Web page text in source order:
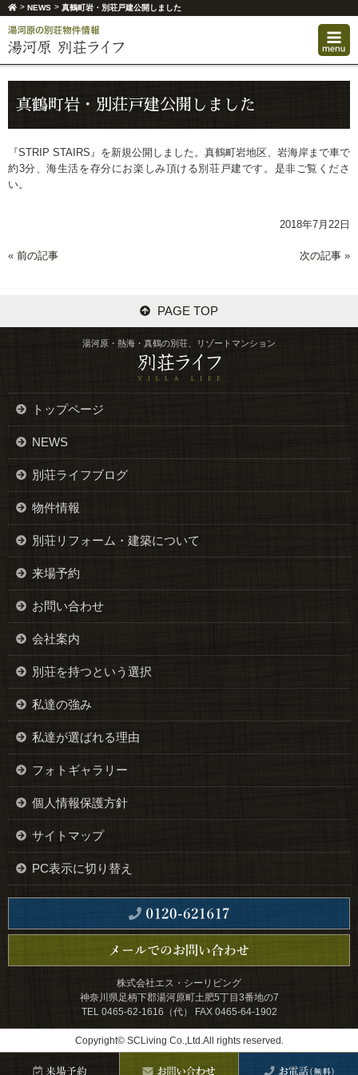
>NEWS >真鶴町岩・別荘戸建公開しました
真鶴町岩・別荘戸建公開しました
『STRIP STAIRS』を新規公開しました。真鶴町岩地区、岩海岸まで車で
約3分、海生活を存分にお楽しみ頂ける別荘戸建です。是非ご覧くださ
い。
2018年7月22日
« 前の記事 次の記事 »
PAGE TOP
湯河原・熱海・真鶴の別荘、リゾートマンション
トップページ
NEWS
別荘ライフブログ
物件情報
別荘リフォーム・建築について
来場予約
お問い合わせ
会社案内
別荘を持つという選択
私達の強み
私達が選ばれる理由
フォトギャラリー
個人情報保護方針
サイトマップ
PC表示に切り替え
株式会社エス・シーリビング
神奈川県足柄下郡湯河原町土肥5丁目3番地の7
TEL 0465-62-1616（代） FAX 0465-64-1902
Copyright© SCLiving Co.,Ltd.All rights reserved.